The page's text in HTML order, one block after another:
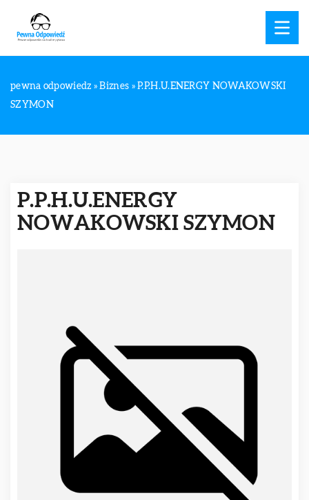
pewna odpowiedz »Biznes »P.P.H.U.ENERGY NOWAKOWSKI
SZYMON
P.P.H.U.ENERGY
NOWAKOWSKI SZYMON